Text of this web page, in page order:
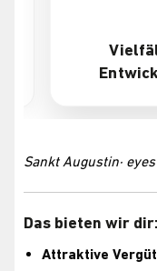
Sankt Augustin·
Das bieten wir dir:
Attraktive